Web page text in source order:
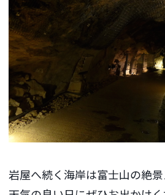
岩屋へ続く海岸は富士山の絶